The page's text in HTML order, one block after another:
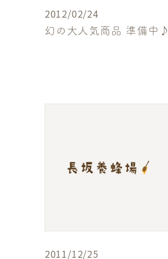
2012/02/24
幻の大人気商品 準備中♪
2011/12/25